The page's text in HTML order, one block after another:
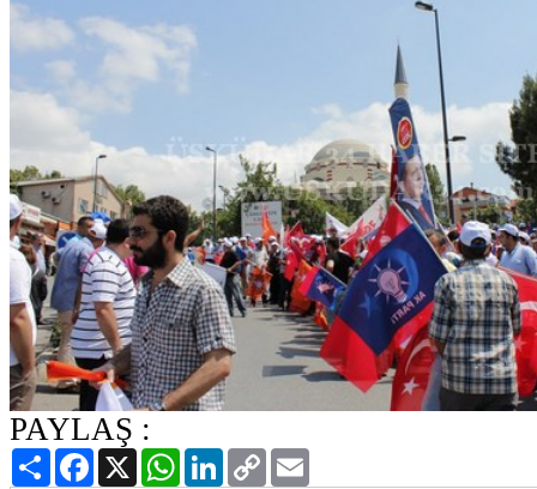
PAYLAŞ :
PaylaşFacebook
X WhatsAppLinkedIn
Copy
Link